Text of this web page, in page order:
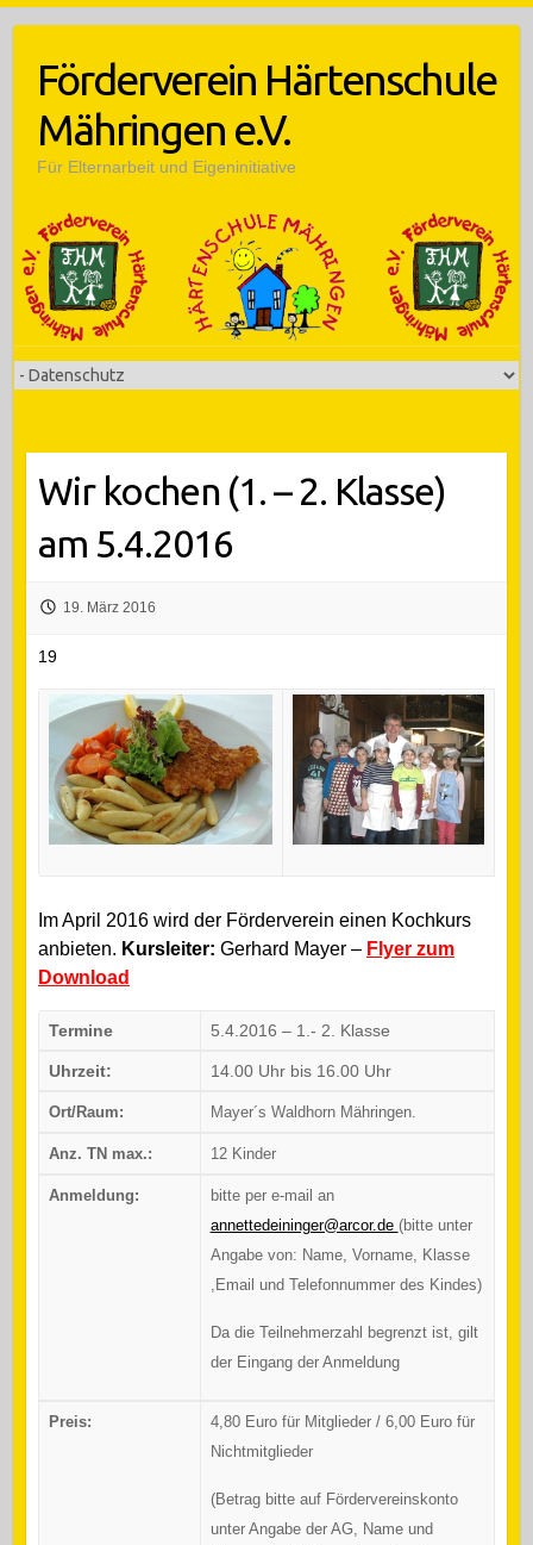
contentFörderverein Härtenschule
Mähringen e.V.
Für Elternarbeit und Eigeninitiative
Wir kochen (1. – 2. Klasse)
am 5.4.2016
19. März 2016
19
Im April 2016 wird der Förderverein einen Kochkurs
anbieten. Kursleiter: Gerhard Mayer – Flyer zum
Download
Termine 5.4.2016 – 1.- 2. Klasse
Uhrzeit: 14.00 Uhr bis 16.00 Uhr
Ort/Raum: Mayer´s Waldhorn Mähringen.
Anz. TN max.: 12 Kinder
Anmeldung:
bitte per e-mail an
annettedeininger@arcor.de (bitte unter
Angabe von: Name, Vorname, Klasse
,Email und Telefonnummer des Kindes)
Da die Teilnehmerzahl begrenzt ist, gilt
der Eingang der Anmeldung
Preis:
4,80 Euro für Mitglieder / 6,00 Euro für
Nichtmitglieder
(Betrag bitte auf Fördervereinskonto
unter Angabe der AG, Name und